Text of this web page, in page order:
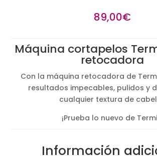
89,00€
Máquina cortapelos
retocadora
Con la máquina retocadora de
resultados impecables, pulidos y
cualquier textura de
¡Prueba lo nuevo de
Información